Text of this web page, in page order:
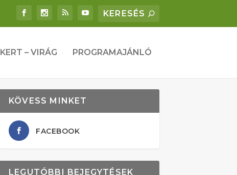
KERT – VIRÁG PROGRAMAJÁNLÓ
KÖVESS MINKET
FACEBOOK
LEGUTÓBBI BEJEGYTÉSEK